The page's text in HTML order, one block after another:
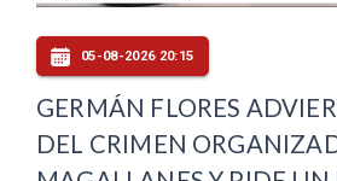
05-08-2026 20:15
GERMÁN FLORES
DEL CRIMEN